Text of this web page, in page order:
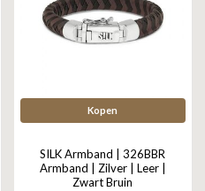
Kopen
SILK Armband | 326BBR
Armband | Zilver | Leer |
Zwart Bruin